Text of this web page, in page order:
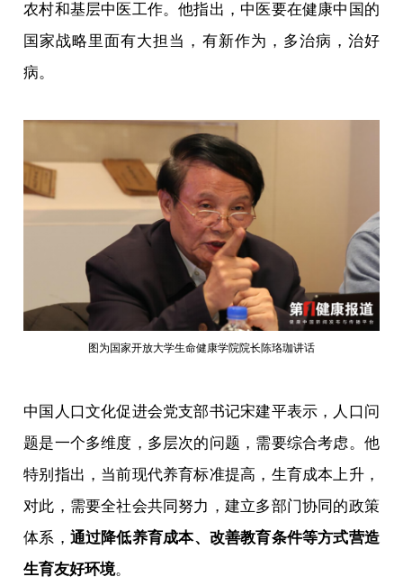
农村和基层中医工作。他指出，中医要在健康中国的
国家战略里面有大担当，有新作为，多治病，治好
病。
图为国家开放大学生命健康学院院长陈珞珈讲话
中国人口文化促进会党支部书记宋建平表示，人口问
题是一个多维度，多层次的问题，需要综合考虑。他
特别指出，当前现代养育标准提高，生育成本上升，
对此，需要全社会共同努力，建立多部门协同的政策
体系， 通过降低养育成本、改善教育条件等方式营造
生育友好环境。